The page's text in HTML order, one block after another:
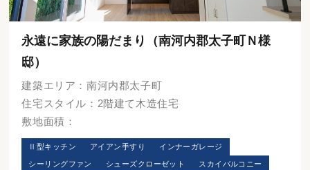
永遠に家族の陽だまり（南河内郡太子町Ｎ様
邸）
建築エリア：南河内郡太子町
住宅スタイル：2階建て木造住宅
敷地面積：
Ⅱ型キッチン アイアン手すり インナーガレージ
シーリングファン シューズクローゼット スカイバルコニー